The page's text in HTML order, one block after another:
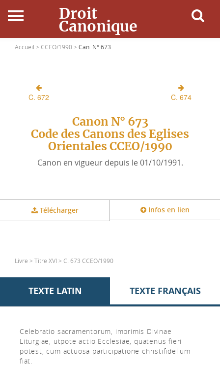
Droit
Canonique
Accueil
Ressources
Connexion
Accueil > CCEO/1990 > Can. N° 673
C. 672 C. 674
Canon N° 673
Code des Canons des Eglises
Orientales CCEO/1990
Canon en vigueur depuis le 01/10/1991.
Télécharger Infos en lien
Livre > Titre XVI > C. 673 CCEO/1990
TEXTE LATIN TEXTE FRANÇAIS
Celebratio sacramentorum, imprimis Divinae
Liturgiae, utpote actio Ecclesiae, quatenus fieri
potest, cum actuosa participatione christifidelium
fiat.